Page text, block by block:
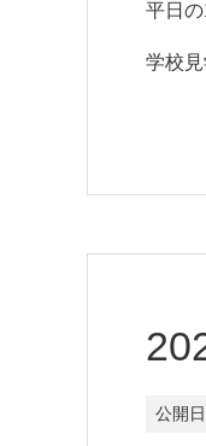
平日
学校見
公開日